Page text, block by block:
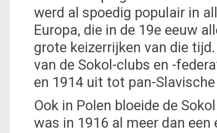
werd al spoedig populair in
Europa, die in de 19e eeuw
grote keizerrijken van die
van de Sokol-clubs en -
en 1914 uit tot pan-
Ook in Polen bloeide de
was in 1916 al meer dan